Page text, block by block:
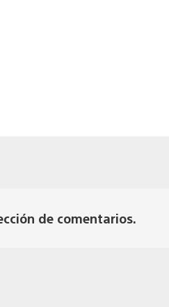
de comentarios.